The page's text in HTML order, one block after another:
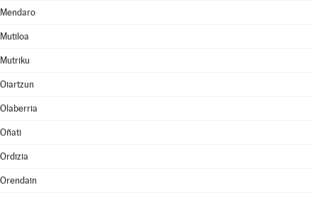
Mendaro
Mutiloa
Mutriku
Oiartzun
Olaberria
Oñati
Ordizia
Orendain